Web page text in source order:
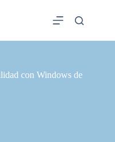
con Windows de